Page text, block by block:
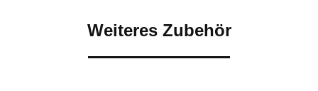
Weiteres Zubehör